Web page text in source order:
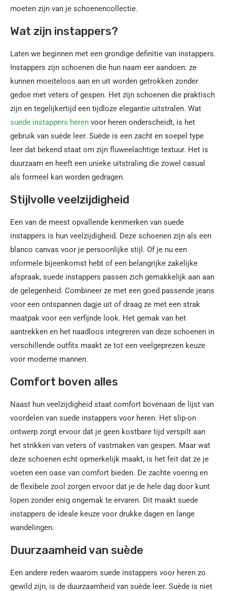
moeten zijn van je schoenencollectie.
Wat zijn instappers?
Laten we beginnen met een grondige definitie van instappers.
Instappers zijn schoenen die hun naam eer aandoen: ze
kunnen moeiteloos aan en uit worden getrokken zonder
gedoe met veters of gespen. Het zijn schoenen die praktisch
zijn en tegelijkertijd een tijdloze elegantie uitstralen. Wat
suede instappers heren voor heren onderscheidt, is het
gebruik van suède leer. Suède is een zacht en soepel type
leer dat bekend staat om zijn fluweelachtige textuur. Het is
duurzaam en heeft een unieke uitstraling die zowel casual
als formeel kan worden gedragen.
Stijlvolle veelzijdigheid
Een van de meest opvallende kenmerken van suede
instappers is hun veelzijdigheid. Deze schoenen zijn als een
blanco canvas voor je persoonlijke stijl. Of je nu een
informele bijeenkomst hebt of een belangrijke zakelijke
afspraak, suede instappers passen zich gemakkelijk aan aan
de gelegenheid. Combineer ze met een goed passende jeans
voor een ontspannen dagje uit of draag ze met een strak
maatpak voor een verfijnde look. Het gemak van het
aantrekken en het naadloos integreren van deze schoenen in
verschillende outfits maakt ze tot een veelgeprezen keuze
voor moderne mannen.
Comfort boven alles
Naast hun veelzijdigheid staat comfort bovenaan de lijst van
voordelen van suede instappers voor heren. Het slip-on
ontwerp zorgt ervoor dat je geen kostbare tijd verspilt aan
het strikken van veters of vastmaken van gespen. Maar wat
deze schoenen echt opmerkelijk maakt, is het feit dat ze je
voeten een oase van comfort bieden. De zachte voering en
de flexibele zool zorgen ervoor dat je de hele dag door kunt
lopen zonder enig ongemak te ervaren. Dit maakt suede
instappers de ideale keuze voor drukke dagen en lange
wandelingen.
Duurzaamheid van suède
Een andere reden waarom suede instappers voor heren zo
gewild zijn, is de duurzaamheid van suède leer. Suède is niet